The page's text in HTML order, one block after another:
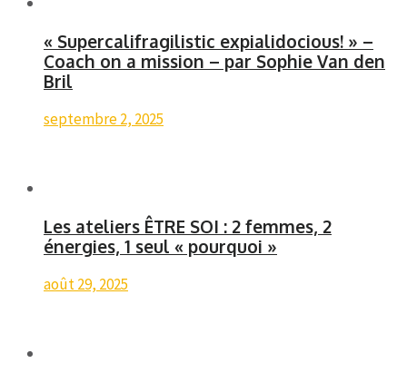
« Supercalifragilistic expialidocious! » –
Coach on a mission – par Sophie Van den
Bril
septembre 2, 2025
Les ateliers ÊTRE SOI : 2 femmes, 2
énergies, 1 seul « pourquoi »
août 29, 2025